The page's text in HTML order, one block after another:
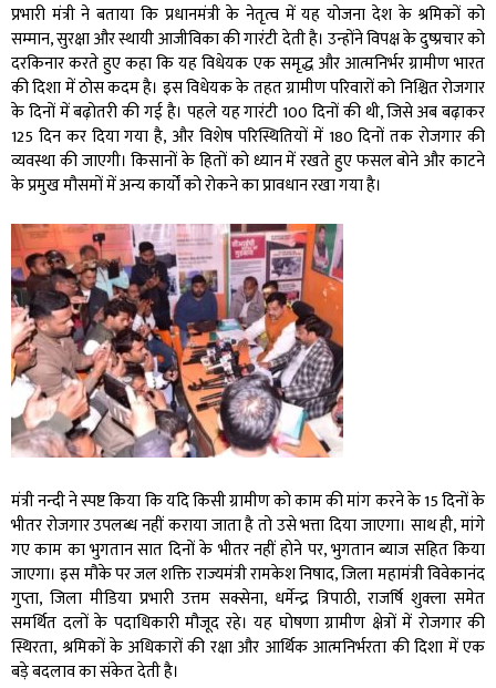
प्रभारी मंत्री ने बताया कि प्रधानमंत्री के नेतृत्व में यह योजना देश के श्रमिकों को
सम्मान, सुरक्षा और स्थायी आजीविका की गारंटी देती है। उन्होंने विपक्ष के दुष्प्रचार को
दरकिनार करते हुए कहा कि यह विधेयक एक समृद्ध और आत्मनिर्भर ग्रामीण भारत
की दिशा में ठोस कदम है। इस विधेयक के तहत ग्रामीण परिवारों को निश्चित रोजगार
के दिनों में बढ़ोतरी की गई है। पहले यह गारंटी 100 दिनों की थी, जिसे अब बढ़ाकर
125 दिन कर दिया गया है, और विशेष परिस्थितियों में 180 दिनों तक रोजगार की
व्यवस्था की जाएगी। किसानों के हितों को ध्यान में रखते हुए फसल बोने और काटने
के प्रमुख मौसमों में अन्य कार्यों को रोकने का प्रावधान रखा गया है।
मंत्री नन्दी ने स्पष्ट किया कि यदि किसी ग्रामीण को काम की मांग करने के 15 दिनों के
भीतर रोजगार उपलब्ध नहीं कराया जाता है तो उसे भत्ता दिया जाएगा। साथ ही, मांगे
गए काम का भुगतान सात दिनों के भीतर नहीं होने पर, भुगतान ब्याज सहित किया
जाएगा। इस मौके पर जल शक्ति राज्यमंत्री रामकेश निषाद, जिला महामंत्री विवेकानंद
गुप्ता, जिला मीडिया प्रभारी उत्तम सक्सेना, धर्मेन्द्र त्रिपाठी, राजर्षि शुक्ला समेत
समर्थित दलों के पदाधिकारी मौजूद रहे। यह घोषणा ग्रामीण क्षेत्रों में रोजगार की
स्थिरता, श्रमिकों के अधिकारों की रक्षा और आर्थिक आत्मनिर्भरता की दिशा में एक
बड़े बदलाव का संकेत देती है।